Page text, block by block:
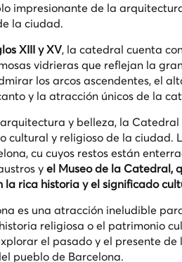
impresionante de la
la ciudad.
XIII y XV, la catedral cuenta
vidrieras que reflejan la
los arcos ascendentes, el
y la atracción únicos de la
y belleza, la
cultural y religioso de la ciudad.
cu cuyos restos están
yel Museo de la Catedral,
la rica historia y el significado
es una atracción ineludible
religiosa o el patrimonio
el pasado y el presente
pueblo de Barcelona.